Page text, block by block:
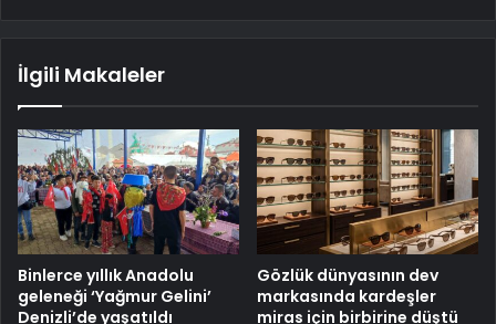
İlgili Makaleler
Binlerce yıllık Anadolu
geleneği ‘Yağmur Gelini’
Denizli’de yaşatıldı
Gözlük dünyasının dev
markasında kardeşler
miras için birbirine düştü